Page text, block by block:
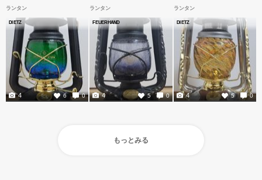
ランタン
DIETZ
6 0
4
ランタン
FEUERHAND
5 0
4
ランタン
DIETZ
5 0
4
もっとみる